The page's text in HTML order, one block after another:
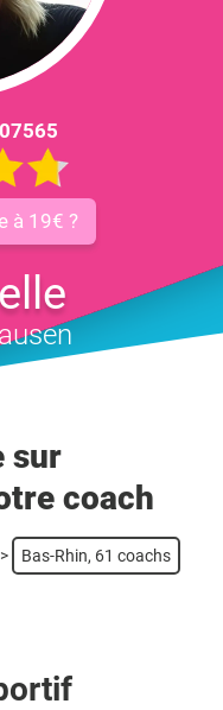
à 19€ ?
sur
coach
> Bas-Rhin, 61 coachs